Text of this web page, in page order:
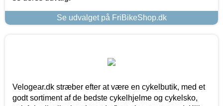
Se udvalget på FriBikeShop.dk
Velogear.dk stræber efter at være en cykelbutik, med et
godt sortiment af de bedste cykelhjelme og cykelsko,